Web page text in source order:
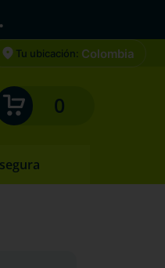
Tu ubicación: Colombia
0